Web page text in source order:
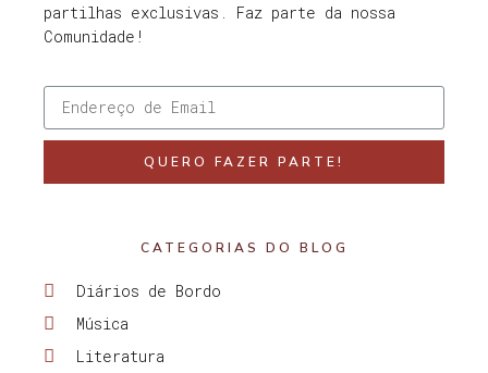
partilhas exclusivas. Faz parte da nossa
Comunidade!
QUERO FAZER PARTE!
CATEGORIAS DO BLOG
Diários de Bordo
Música
Literatura